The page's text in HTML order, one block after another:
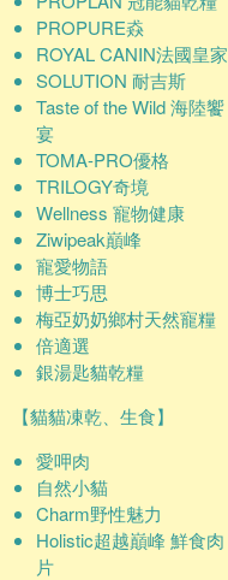
PROPURE猋
ROYAL CANIN法國皇家
SOLUTION 耐吉斯
Taste of the Wild 海陸饗
宴
TOMA-PRO優格
TRILOGY奇境
Wellness 寵物健康
Ziwipeak巔峰
寵愛物語
博士巧思
梅亞奶奶鄉村天然寵糧
倍適選
銀湯匙貓乾糧
【貓貓凍乾、生食】
愛呷肉
自然小貓
Charm野性魅力
Holistic超越巔峰 鮮食肉
片